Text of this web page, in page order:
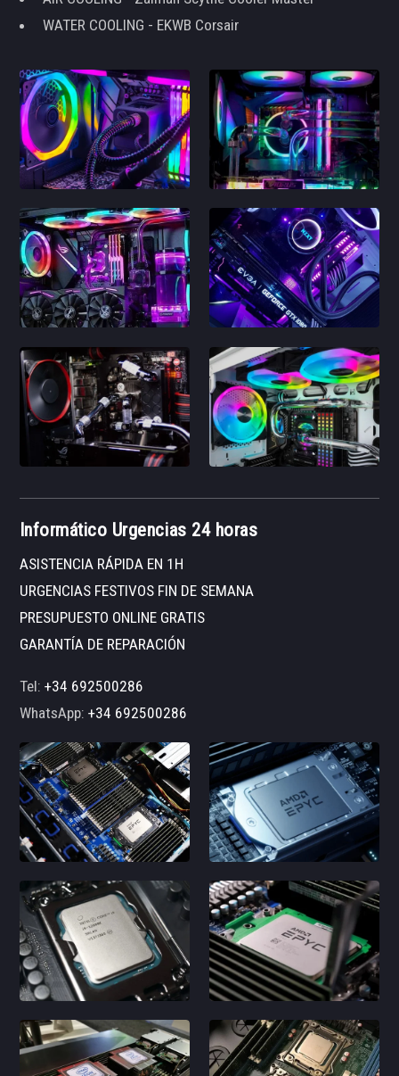
WATER COOLING - EKWB Corsair
Informático Urgencias 24 horas
ASISTENCIA RÁPIDA EN 1H
URGENCIAS FESTIVOS FIN DE SEMANA
PRESUPUESTO ONLINE GRATIS
GARANTÍA DE REPARACIÓN
Tel:+34 692500286
WhatsApp:+34 692500286